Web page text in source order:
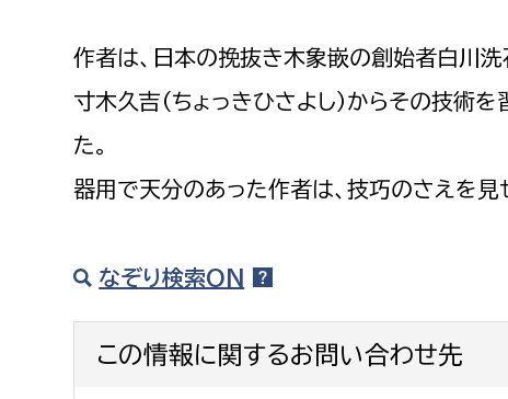
作者は、日本の挽抜き木象嵌の創始者白川洗
寸木久吉（ちょっきひさよし）からその技術
た。
器用で天分のあった作者は、技巧のさえを見
なぞり検索ON
この情報に関するお問い合わせ先